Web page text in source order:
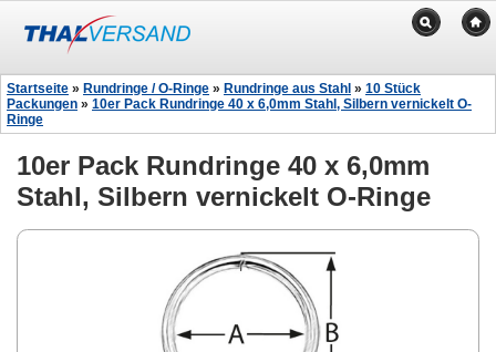
Startseite » Rundringe / O-Ringe » Rundringe aus Stahl » 10 Stück
Packungen » 10er Pack Rundringe 40 x 6,0mm Stahl, Silbern vernickelt O-
Ringe
10er Pack Rundringe 40 x 6,0mm
Stahl, Silbern vernickelt O-Ringe